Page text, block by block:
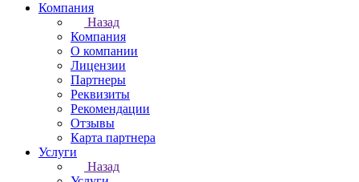
Компания
Назад
Компания
О компании
Лицензии
Партнеры
Реквизиты
Рекомендации
Отзывы
Карта партнера
Услуги
Назад